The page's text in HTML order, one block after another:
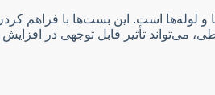
لوله‌ها است. این بست‌ها با فراهم
می‌تواند تأثیر قابل توجهی در